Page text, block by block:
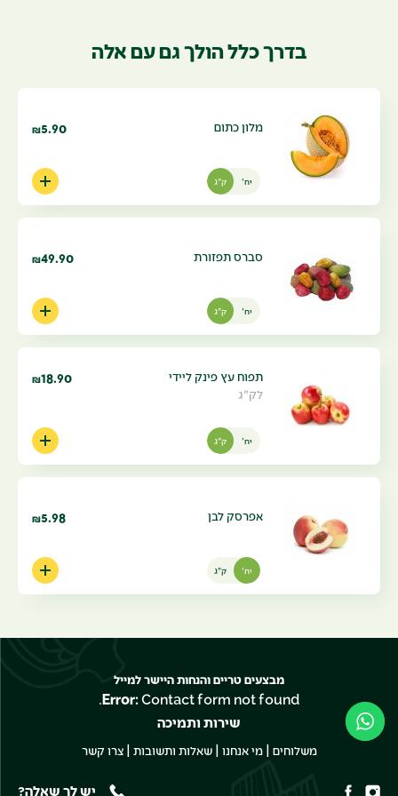
בדרך כלל הולך גם עם אלה
מלון כתום ₪5.90
יח' ק"ג
סברס תפזורת ₪49.90
יח' ק"ג
תפוח עץ פינק ליידי
לק"ג
₪18.90
יח' ק"ג
אפרסק לבן ₪5.98
יח' ק"ג
מבצעים טריים והנחות היישר למייל
Error:Contact form not found.
שירות ותמיכה
משלוחים |מי אנחנו |שאלות ותשובות |צרו קשר
יש לך שאלה?